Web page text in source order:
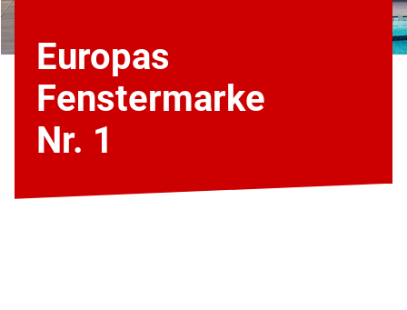
Europas
Fenstermarke
Nr. 1